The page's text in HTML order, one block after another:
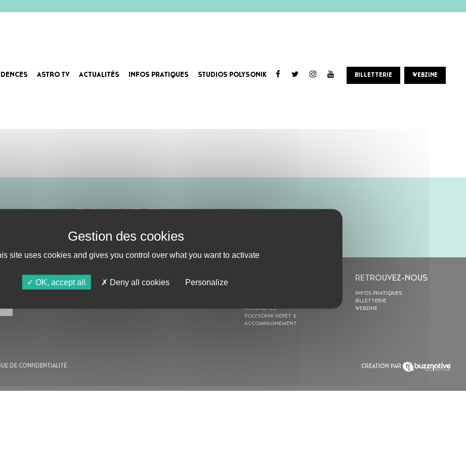
ASTRO TV ACTUALITÉS INFOS PRATIQUES STUDIOS POLYSONIK BILLETTERIE WEBZINE
AU PROGRAMME
ACTUALITÉS
POLYSONIK REPET &
ACCOMPAGNEMENT
RETROUVEZ-NOUS
INFOS PRATIQUES
BILLETTERIE
WEBZINE
DE CONFIDENTIALITÉ CRÉATION PAR
site uses cookies and gives you control over what you want to activate
OK, accept all Deny all cookies Personalize